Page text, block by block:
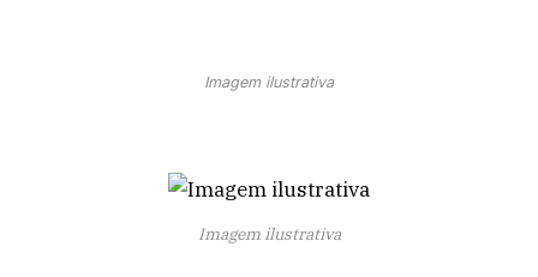
Imagem ilustrativa
Imagem ilustrativa